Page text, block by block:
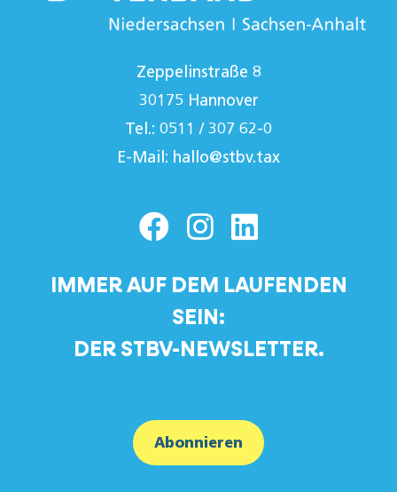
Zeppelinstraße 8
30175 Hannover
Tel.: 0511 / 307 62-0
E-Mail: hallo@stbv.tax
IMMER AUF DEM LAUFENDEN
SEIN:
DER STBV-NEWSLETTER.
Abonnieren